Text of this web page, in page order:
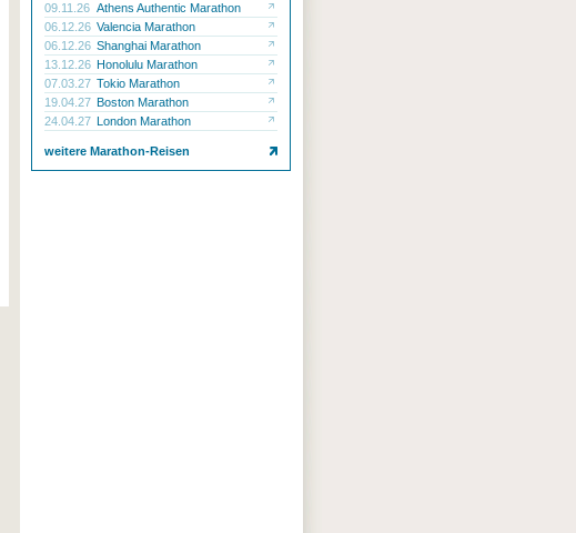
09.11.26 Athens Authentic Marathon
06.12.26 Valencia Marathon
06.12.26 Shanghai Marathon
13.12.26 Honolulu Marathon
07.03.27 Tokio Marathon
19.04.27 Boston Marathon
24.04.27 London Marathon
weitere Marathon-Reisen